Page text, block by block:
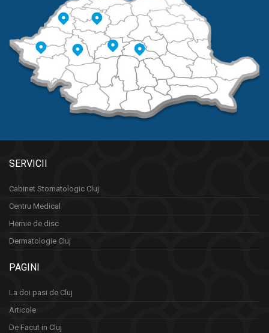
SERVICII
Cabinet Stomatologic Cluj
Centru Medical
Hernie de disc
Dermatologie Cluj
PAGINI
La doi pasi de Cluj
Articole
De Facut in Cluj